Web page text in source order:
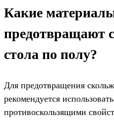
Какие
предотвращают
стола по полу?
Для предотвращения
рекомендуется
противоскользящими